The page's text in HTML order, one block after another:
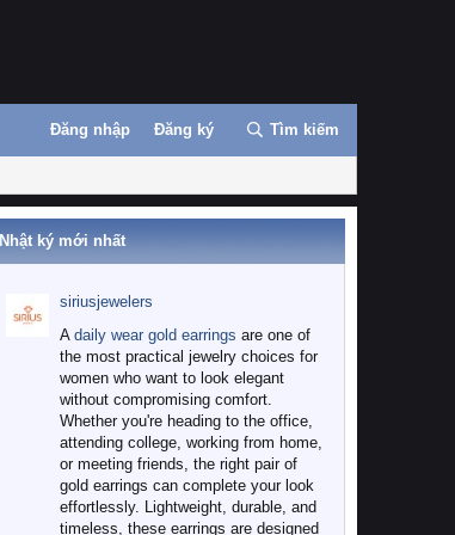
Đăng nhập Đăng ký Tìm kiếm
Nhật ký mới nhất
siriusjewelers
A daily wear gold earrings are one of
the most practical jewelry choices for
women who want to look elegant
without compromising comfort.
Whether you're heading to the office,
attending college, working from home,
or meeting friends, the right pair of
gold earrings can complete your look
effortlessly. Lightweight, durable, and
timeless, these earrings are designed